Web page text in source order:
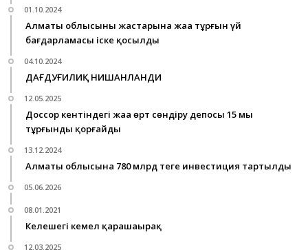
01.10.2024
Алматы облысының жастарына жаңа тұрғын үй
бағдарламасы іске қосылды
04.10.2024
ДАҒДУҒИЛИҚ НИШАНЛАНДИ
12.05.2025
Доссор кентіндегі жаңа өрт сөндіру депосы 15 мың
тұрғынды қорғайды
13.12.2024
Алматы облысына 780 млрд теңге инвестиция тартылды
05.06.2026
08.01.2021
Келешегі кемел қарашаңырақ
12.03.2025